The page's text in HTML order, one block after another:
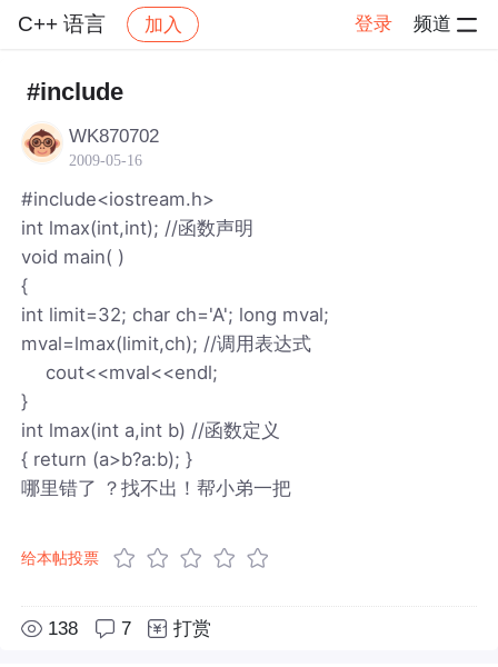
C++ 语言 加入 登录 频道
社区 C++ 语言
#include
WK870702
2009-05-16
#include<iostream.h>
int lmax(int,int); //函数声明
void main( )
{
int limit=32; char ch='A'; long mval;
mval=lmax(limit,ch); //调用表达式
cout<<mval<<endl;
}
int lmax(int a,int b) //函数定义
{ return (a>b?a:b); }
哪里错了 ？找不出！帮小弟一把
给本帖投票
138 7 打赏